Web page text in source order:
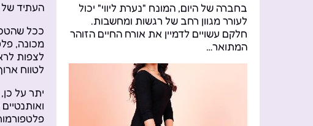
העתיד של
ככל
מכונה,
לצפות
לטווח
יתר על
בחברה של היום, המונח "נערת ליווי" יכול
לעורר מגוון רחב של רגשות ומחשבות.
חלקם עשויים לדמיין את אורח החיים הזוהר
המתואר…